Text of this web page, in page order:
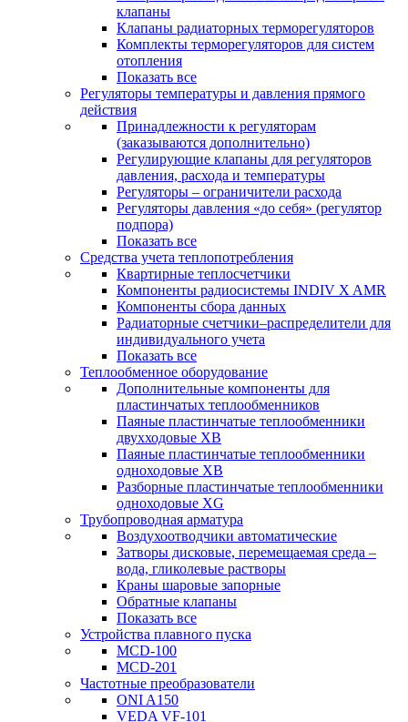
клапаны
Клапаны радиаторных терморегуляторов
Комплекты терморегуляторов для систем
отопления
Показать все
Регуляторы температуры и давления прямого
действия
Принадлежности к регуляторам
(заказываются дополнительно)
Регулирующие клапаны для регуляторов
давления, расхода и температуры
Регуляторы – ограничители расхода
Регуляторы давления «до себя» (регулятор
подпора)
Показать все
Средства учета теплопотребления
Квартирные теплосчетчики
Компоненты радиосистемы INDIV X AMR
Компоненты сбора данных
Радиаторные счетчики–распределители для
индивидуального учета
Показать все
Теплообменное оборудование
Дополнительные компоненты для
пластинчатых теплообменников
Паяные пластинчатые теплообменники
двухходовые XB
Паяные пластинчатые теплообменники
одноходовые ХВ
Разборные пластинчатые теплообменники
одноходовые ХG
Трубопроводная арматура
Воздухоотводчики автоматические
Затворы дисковые, перемещаемая среда –
вода, гликолевые растворы
Краны шаровые запорные
Обратные клапаны
Показать все
Устройства плавного пуска
MCD-100
MCD-201
Частотные преобразователи
ONI A150
VEDA VF-101